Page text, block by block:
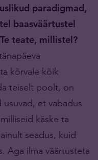
paradigmad,
baasväärtustel
teate, millistel?
kõrvale kõik
teiselt poolt, on
et vabadus
käske ta
seadus, kuid
Aga ilma väärtusteta